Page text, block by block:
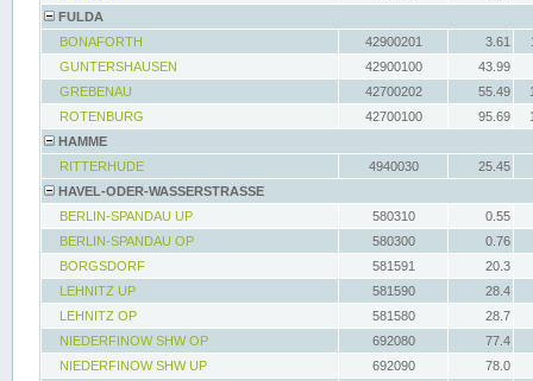
FULDA
BONAFORTH
42900201 3.61
GUNTERSHAUSEN
42900100
43.99
GREBENAU
42700202 55.49
ROTENBURG
42700100 95.69
HAMME
RITTERHUDE
4940030
25.45
HAVEL-ODER-WASSERSTRASSE
BERLIN-SPANDAU UP
580310
0.55
BERLIN-SPANDAU OP
580300
0.76
BORGSDORF
581591
20.3
LEHNITZ UP
581590
28.4
LEHNITZ OP
581580
28.7
NIEDERFINOW SHW OP
692080
77.4
NIEDERFINOW SHW UP
692090
78.0